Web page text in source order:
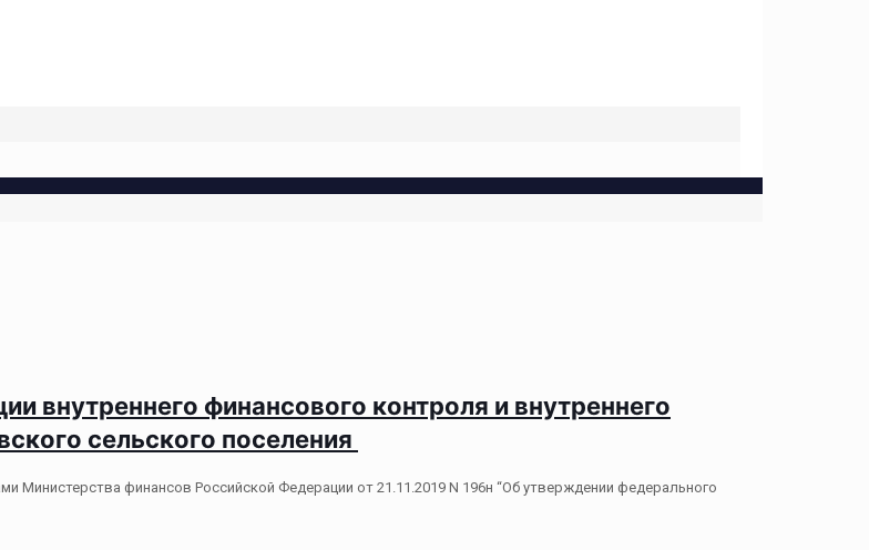
внутреннего финансового контроля и внутреннего
сельского поселения
Министерства финансов Российской Федерации от 21.11.2019 N 196н “Об утверждении федерального